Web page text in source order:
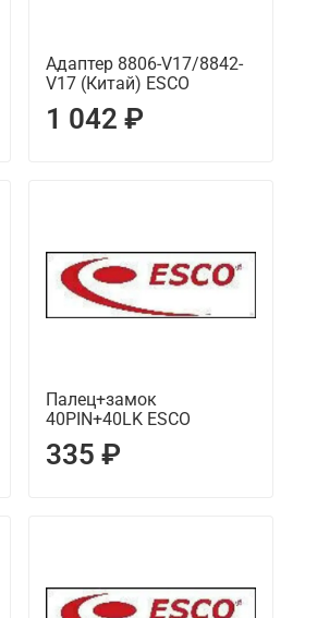
Адаптер 8806-V17/8842-
V17 (Китай) ESCO
1 042 ₽
Палец+замок
40PIN+40LK ESCO
335 ₽